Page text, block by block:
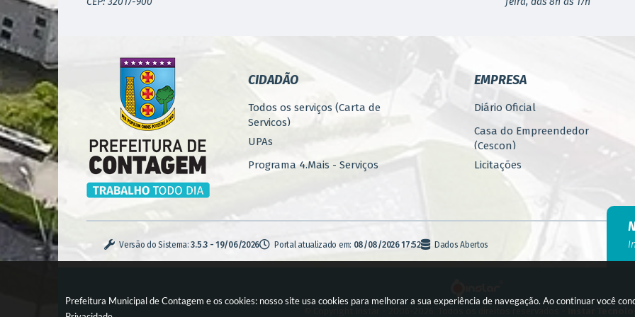
Prefeitura Municipal de Contagem e os cookies: nosso site usa cookies para melhorar a sua experiência de navegação. Ao continuar você
CIDADÃO
Todos os serviços (Carta de
Serviços)
UPAs
Programa 4.Mais - Serviços
Monitoramento
EMPRESA
Diário Oficial
Casa do Empreendedor
(Cescon)
Licitações
e Empreendedorismo
Versão do Sistema:3.5.3 - 19/06/2026 Portal atualizado em: 08/08/2026 17:52 Dados Abertos